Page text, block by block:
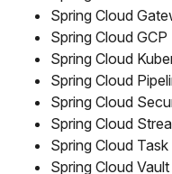
Spring Cloud
Spring Cloud GCP
Spring Cloud
Spring Cloud
Spring Cloud
Spring Cloud
Spring Cloud Task
Spring Cloud Vault